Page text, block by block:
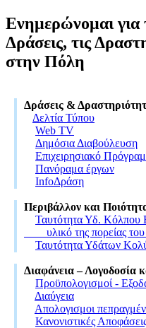
Ενημερώνομαι για
Δράσεις, τις
στην Πόλη
Δράσεις &
Δελτία Τύπου
Web TV
Δημόσια Διαβούλευση
Επιχειρησιακό
Πανόραμα έργων
InfoΔράση
Περιβάλλον και
Ταυτότητα Υδ. Κόλπoυ
υλικό της πορείας του
Ταυτότητα Υδάτων
Διαφάνεια – Λογοδοσία
Προϋπολογισμοί -
Διαύγεια
Απολογισμοι
Κανονιστικές